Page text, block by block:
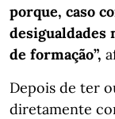
porque, caso
desigualdades
de formação”,
Depois de ter
diretamente